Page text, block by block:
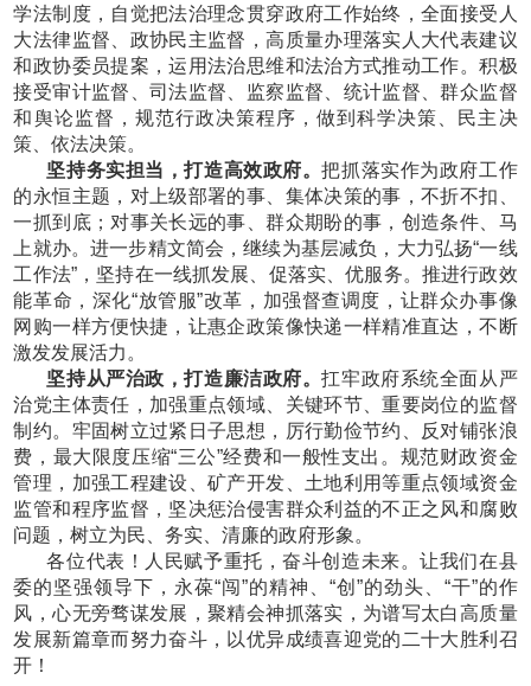
学法制度，自觉把法治理念贯穿政府工作始终，全面接受人
大法律监督、政协民主监督，高质量办理落实人大代表建议
和政协委员提案，运用法治思维和法治方式推动工作。积极
接受审计监督、司法监督、监察监督、统计监督、群众监督
和舆论监督，规范行政决策程序，做到科学决策、民主决
策、依法决策。
坚持务实担当，打造高效政府。把抓落实作为政府工作
的永恒主题，对上级部署的事、集体决策的事，不折不扣、
一抓到底；对事关长远的事、群众期盼的事，创造条件、马
上就办。进一步精文简会，继续为基层减负，大力弘扬“一线
工作法”，坚持在一线抓发展、促落实、优服务。推进行政效
能革命，深化“放管服”改革，加强督查调度，让群众办事像
网购一样方便快捷，让惠企政策像快递一样精准直达，不断
激发发展活力。
坚持从严治政，打造廉洁政府。扛牢政府系统全面从严
治党主体责任，加强重点领域、关键环节、重要岗位的监督
制约。牢固树立过紧日子思想，厉行勤俭节约、反对铺张浪
费，最大限度压缩“三公”经费和一般性支出。规范财政资金
管理，加强工程建设、矿产开发、土地利用等重点领域资金
监管和程序监督，坚决惩治侵害群众利益的不正之风和腐败
问题，树立为民、务实、清廉的政府形象。
各位代表！人民赋予重托，奋斗创造未来。让我们在县
委的坚强领导下，永葆“闯”的精神、“创”的劲头、“干”的作
风，心无旁骛谋发展，聚精会神抓落实，为谱写太白高质量
发展新篇章而努力奋斗，以优异成绩喜迎党的二十大胜利召
开！